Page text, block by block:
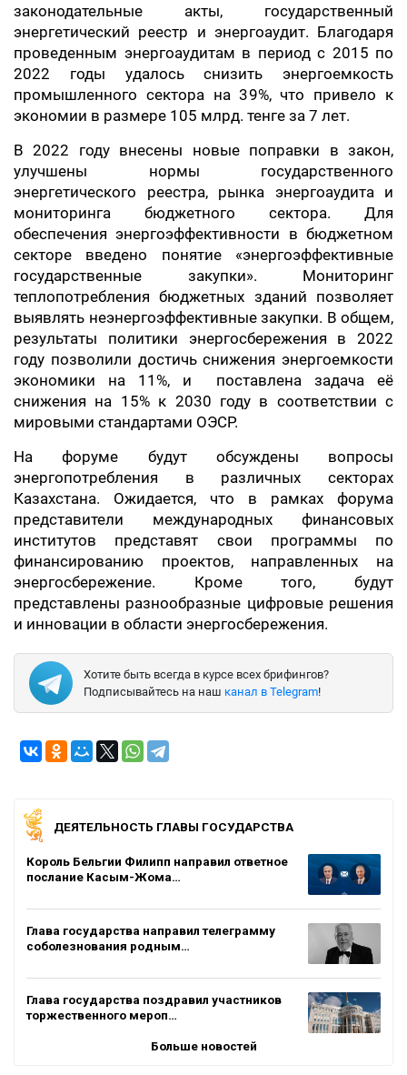
законодательные акты, государственный
энергетический реестр и энергоаудит. Благодаря
проведенным энергоаудитам в период с 2015 по
2022 годы удалось снизить энергоемкость
промышленного сектора на 39%, что привело к
экономии в размере 105 млрд. тенге за 7 лет.
В 2022 году внесены новые поправки в закон,
улучшены нормы государственного
энергетического реестра, рынка энергоаудита и
мониторинга бюджетного сектора. Для
обеспечения энергоэффективности в бюджетном
секторе введено понятие «энергоэффективные
государственные закупки». Мониторинг
теплопотребления бюджетных зданий позволяет
выявлять неэнергоэффективные закупки. В общем,
результаты политики энергосбережения в 2022
году позволили достичь снижения энергоемкости
экономики на 11%, и поставлена задача её
снижения на 15% к 2030 году в соответствии с
мировыми стандартами ОЭСР.
На форуме будут обсуждены вопросы
энергопотребления в различных секторах
Казахстана. Ожидается, что в рамках форума
представители международных финансовых
институтов представят свои программы по
финансированию проектов, направленных на
энергосбережение. Кроме того, будут
представлены разнообразные цифровые решения
и инновации в области энергосбережения.
Хотите быть всегда в курсе всех брифингов?
Подписывайтесь на наш канал в Telegram!
ДЕЯТЕЛЬНОСТЬ ГЛАВЫ ГОСУДАРСТВА
Король Бельгии Филипп направил ответное
послание Касым-Жома…
Глава государства направил телеграмму
соболезнования родным…
Глава государства поздравил участников
торжественного мероп…
Больше новостей